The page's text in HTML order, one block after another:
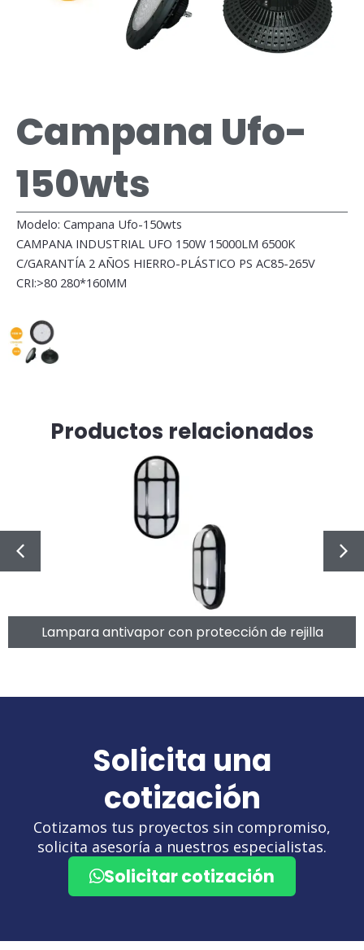
Campana Ufo-
150wts
Modelo: Campana Ufo-150wts
CAMPANA INDUSTRIAL UFO 150W 15000LM 6500K
C/GARANTÍA 2 AÑOS HIERRO-PLÁSTICO PS AC85-265V
CRI:>80 280*160MM
Productos relacionados
Lampara antivapor con protección de rejilla
Solicita una
cotización
Cotizamos tus proyectos sin compromiso,
solicita asesoría a nuestros especialistas.
Solicitar cotización